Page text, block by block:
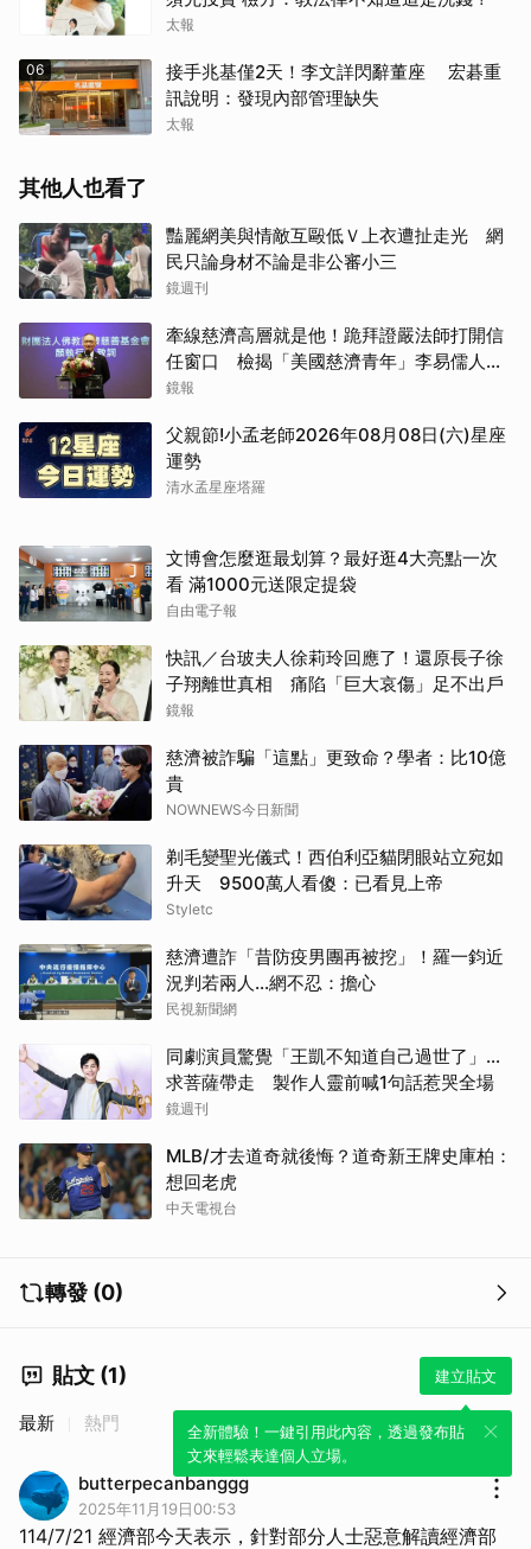
太報
06
接手兆基僅2天！李文詳閃辭董座 宏碁重
訊說明：發現內部管理缺失
太報
其他人也看了
豔麗網美與情敵互毆低Ｖ上衣遭扯走光 網
民只論身材不論是非公審小三
鏡週刊
牽線慈濟高層就是他！跪拜證嚴法師打開信
任窗口 檢揭「美國慈濟青年」李易儒人脈
網絡
鏡報
父親節!小孟老師2026年08月08日(六)星座
運勢
清水孟星座塔羅
文博會怎麼逛最划算？最好逛4大亮點一次
看 滿1000元送限定提袋
自由電子報
快訊／台玻夫人徐莉玲回應了！還原長子徐
子翔離世真相 痛陷「巨大哀傷」足不出戶
鏡報
慈濟被詐騙「這點」更致命？學者：比10億
貴
NOWNEWS今日新聞
剃毛變聖光儀式！西伯利亞貓閉眼站立宛如
升天 9500萬人看傻：已看見上帝
Styletc
慈濟遭詐「昔防疫男團再被挖」！羅一鈞近
況判若兩人…網不忍：擔心
民視新聞網
同劇演員驚覺「王凱不知道自己過世了」...
求菩薩帶走 製作人靈前喊1句話惹哭全場
鏡週刊
MLB/才去道奇就後悔？道奇新王牌史庫柏：
想回老虎
中天電視台
轉發 (0)
貼文 (1) 建立貼文
全新體驗！一鍵引用此內容，透過發布貼
文來輕鬆表達個人立場。
最新 熱門
butterpecanbanggg
2025年11月19日00:53
114/7/21 經濟部今天表示，針對部分人士惡意解讀經濟部